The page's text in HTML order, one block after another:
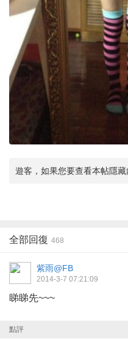
遊客，如果您要查看本帖隱
全部回復 468
紫雨@FB
2014-3-7 07:21:09
睇睇先~~~
點評